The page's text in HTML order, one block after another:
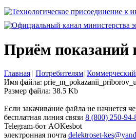
Приём показаний
Главная | Потребителям| Коммерческий
Имя файла:
Размер файла: 38.5 Kb
Если закачивание файла не начнется
бесплатная линия связи 8 (800) 250-94-
Telegram-бот AOKesbot
электронная почта delektroset-